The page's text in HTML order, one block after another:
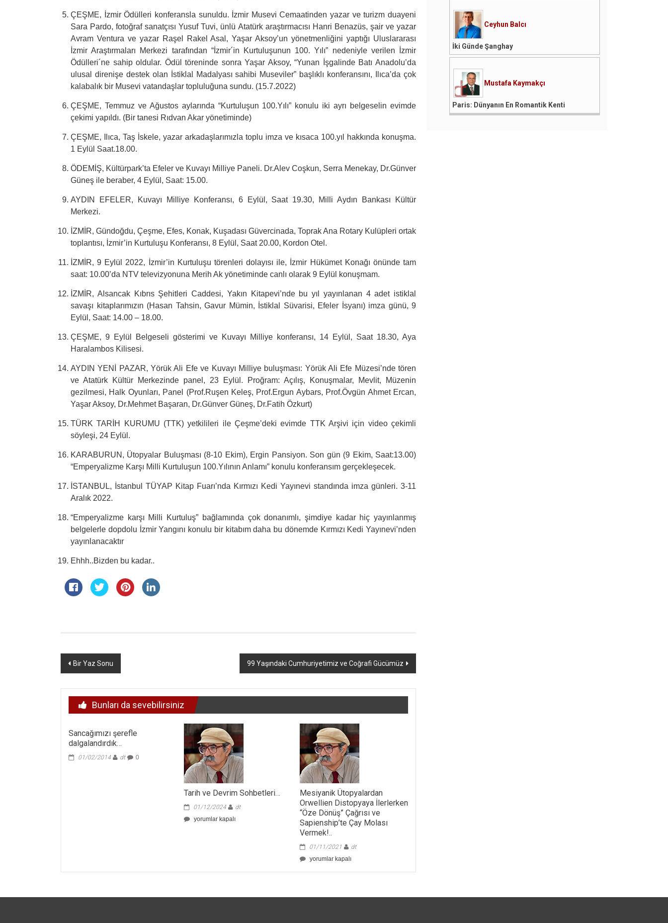
ÇEŞME, İzmir Ödülleri konferansla sunuldu. İzmir Musevi Cemaatinden yazar ve turizm duayeni
Sara Pardo, fotoğraf sanatçısı Yusuf Tuvi, ünlü Atatürk araştırmacısı Hanri Benazüs, şair ve yazar
Avram Ventura ve yazar Raşel Rakel Asal, Yaşar Aksoy’un yönetmenliğini yaptığı Uluslararası
İzmir Araştırmaları Merkezi tarafından “İzmir´in Kurtuluşunun 100. Yılı” nedeniyle verilen İzmir
Ödülleri´ne sahip oldular. Ödül töreninde sonra Yaşar Aksoy, “Yunan İşgalinde Batı Anadolu’da
ulusal direnişe destek olan İstiklal Madalyası sahibi Museviler” başlıklı konferansını, Ilıca’da çok
kalabalık bir Musevi vatandaşlar topluluğuna sundu. (15.7.2022)
ÇEŞME, Temmuz ve Ağustos aylarında “Kurtuluşun 100.Yılı” konulu iki ayrı belgeselin evimde
çekimi yapıldı. (Bir tanesi Rıdvan Akar yönetiminde)
ÇEŞME, Ilıca, Taş İskele, yazar arkadaşlarımızla toplu imza ve kısaca 100.yıl hakkında konuşma.
1 Eylül Saat.18.00.
ÖDEMİŞ, Kültürpark’ta Efeler ve Kuvayı Milliye Paneli. Dr.Alev Coşkun, Serra Menekay, Dr.Günver
Güneş ile beraber, 4 Eylül, Saat: 15.00.
AYDIN EFELER, Kuvayı Milliye Konferansı, 6 Eylül, Saat 19.30, Milli Aydın Bankası Kültür
Merkezi.
İZMİR, Gündoğdu, Çeşme, Efes, Konak, Kuşadası Güvercinada, Toprak Ana Rotary Kulüpleri ortak
toplantısı, İzmir’in Kurtuluşu Konferansı, 8 Eylül, Saat 20.00, Kordon Otel.
İZMİR, 9 Eylül 2022, İzmir’in Kurtuluşu törenleri dolayısı ile, İzmir Hükümet Konağı önünde tam
saat: 10.00’da NTV televizyonuna Merih Ak yönetiminde canlı olarak 9 Eylül konuşmam.
İZMİR, Alsancak Kıbrıs Şehitleri Caddesi, Yakın Kitapevi’nde bu yıl yayınlanan 4 adet istiklal
savaşı kitaplarımızın (Hasan Tahsin, Gavur Mümin, İstiklal Süvarisi, Efeler İsyanı) imza günü, 9
Eylül, Saat: 14.00 – 18.00.
ÇEŞME, 9 Eylül Belgeseli gösterimi ve Kuvayı Milliye konferansı, 14 Eylül, Saat 18.30, Aya
Haralambos Kilisesi.
AYDIN YENİ PAZAR, Yörük Ali Efe ve Kuvayı Milliye buluşması: Yörük Ali Efe Müzesi’nde tören
ve Atatürk Kültür Merkezinde panel, 23 Eylül. Proğram: Açılış, Konuşmalar, Mevlit, Müzenin
gezilmesi, Halk Oyunları, Panel (Prof.Ruşen Keleş, Prof.Ergun Aybars, Prof.Övgün Ahmet Ercan,
Yaşar Aksoy, Dr.Mehmet Başaran, Dr.Günver Güneş, Dr.Fatih Özkurt)
TÜRK TARİH KURUMU (TTK) yetkilileri ile Çeşme’deki evimde TTK Arşivi için video çekimli
söyleşi, 24 Eylül.
KARABURUN, Ütopyalar Buluşması (8-10 Ekim), Ergin Pansiyon. Son gün (9 Ekim, Saat:13.00)
“Emperyalizme Karşı Milli Kurtuluşun 100.Yılının Anlamı” konulu konferansım gerçekleşecek.
İSTANBUL, İstanbul TÜYAP Kitap Fuarı’nda Kırmızı Kedi Yayınevi standında imza günleri. 3-11
Aralık 2022.
“Emperyalizme karşı Milli Kurtuluş” bağlamında çok donanımlı, şimdiye kadar hiç yayınlanmış
belgelerle dopdolu İzmir Yangını konulu bir kitabım daha bu dönemde Kırmızı Kedi Yayınevi’nden
yayınlanacaktır
Ehhh..Bizden bu kadar..
Yazı
Bir Yaz Sonu 99 Yaşındaki Cumhuriyetimiz ve Coğrafi Gücümüz
Bunları da sevebilirsiniz
Sancağımızı şerefle
dalgalandırdık…
01/02/2014 dt 0
Tarih ve Devrim Sohbetleri…
01/12/2024
dt
Tarih
yorumlar kapalı
Mesiyanik Ütopyalardan
Orwellien Distopyaya İlerlerken
“Öze Dönüş” Çağrısı ve
Sapienship’te Çay Molası
Vermek!..
01/11/2021
dt
Mesiyanik
yorumlar kapalı
Ceyhun Balcı
İki Günde Şanghay
Mustafa Kaymakçı
Paris: Dünyanın En Romantik Kenti